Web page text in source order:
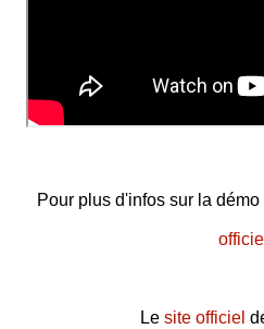
Pour plus d'infos sur la
officiel
Le site officiel